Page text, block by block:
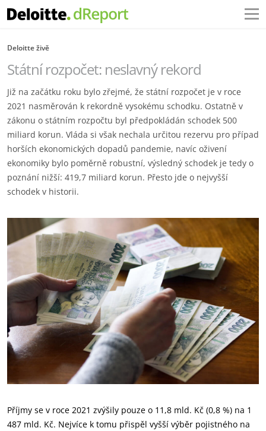
Deloitte živě
Státní rozpočet: neslavný rekord
Již na začátku roku bylo zřejmé, že státní rozpočet je v roce
2021 nasměrován k rekordně vysokému schodku. Ostatně v
zákonu o státním rozpočtu byl předpokládán schodek 500
miliard korun. Vláda si však nechala určitou rezervu pro případ
horších ekonomických dopadů pandemie, navíc oživení
ekonomiky bylo poměrně robustní, výsledný schodek je tedy o
poznání nižší: 419,7 miliard korun. Přesto jde o nejvyšší
schodek v historii.
Příjmy se v roce 2021 zvýšily pouze o 11,8 mld. Kč (0,8 %) na 1
487 mld. Kč. Nejvíce k tomu přispěl vyšší výběr pojistného na